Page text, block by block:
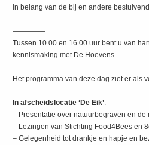
in belang van de bij en andere
————–
Tussen 10.00 en 16.00 uur bent u van
kennismaking met De Hoevens.
Het programma van deze dag ziet er als
In afscheidslocatie ‘De Eik’:
– Presentatie over natuurbegraven en
– Lezingen van Stichting Food4Bees en
– Gelegenheid tot drankje en hapje en